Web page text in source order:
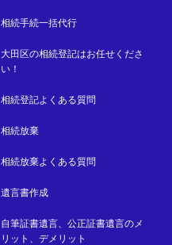
相続手続一括代行
大田区の相続登記はお任せくださ
い！
相続登記よくある質問
相続放棄
相続放棄よくある質問
遺言書作成
自筆証書遺言、公正証書遺言のメ
リット、デメリット